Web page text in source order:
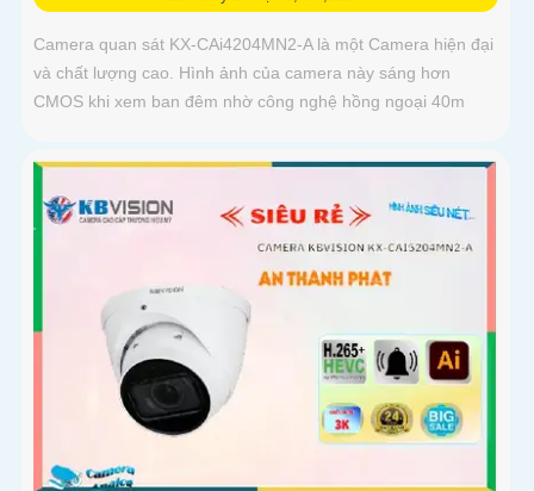
Camera quan sát KX-CAi4204MN2-A là một Camera hiện đại
và chất lượng cao. Hình ảnh của camera này sáng hơn
CMOS khi xem ban đêm nhờ công nghệ hồng ngoại 40m